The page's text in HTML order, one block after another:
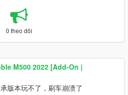
0 theo dõi
M500 2022 [Add-On |
版本玩不了，刷车崩溃了